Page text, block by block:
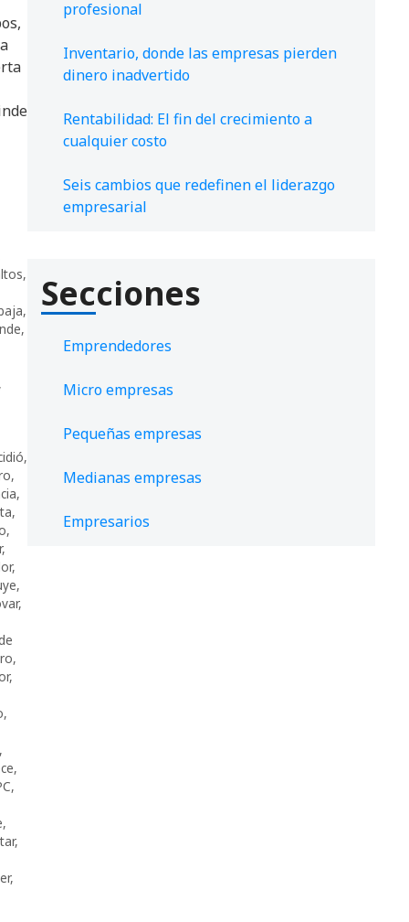
,
,
,
,
,
,
,
,
,
,
,
,
,
,
,
,
,
,
,
,
,
,
profesional
Inventario, donde las empresas pierden
dinero inadvertido
Rentabilidad: El fin del crecimiento a
cualquier costo
Seis cambios que redefinen el liderazgo
empresarial
Secciones
Emprendedores
Micro empresas
Pequeñas empresas
Medianas empresas
Empresarios